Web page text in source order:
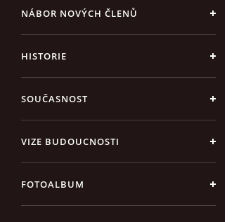
NÁBOR NOVÝCH ČLENŮ
HISTORIE
SOUČASNOST
VIZE BUDOUCNOSTI
FOTOALBUM